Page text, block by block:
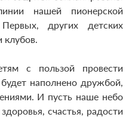
нашей пионерской
других детских
с пользой провести
наполнено дружбой,
И пусть наше небо
счастья, радости